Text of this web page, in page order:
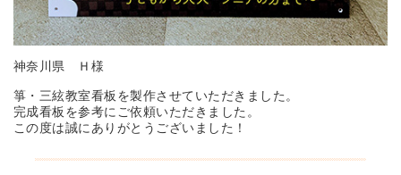
神奈川県 Ｈ様
箏・三絃教室看板を製作させていただきました。
完成看板を参考にご依頼いただきました。
この度は誠にありがとうございました！